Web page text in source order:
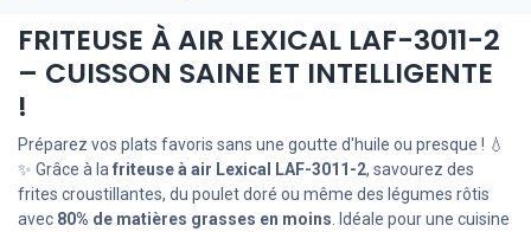
FRITEUSE À AIR LEXICAL LAF-3011-2
– CUISSON SAINE ET INTELLIGENTE
!
Préparez vos plats favoris sans une goutte d'huile ou presque ! 💧
✨ Grâce à la friteuse à air Lexical LAF-3011-2, savourez des
frites croustillantes, du poulet doré ou même des légumes rôtis
avec 80% de matières grasses en moins . Idéale pour une cuisine